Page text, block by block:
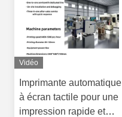
Vidéo
Imprimante automatique
à écran tactile pour une
impression rapide et